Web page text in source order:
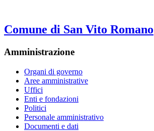
Comune di San Vito Romano
Amministrazione
Organi di governo
Aree amministrative
Uffici
Enti e fondazioni
Politici
Personale amministrativo
Documenti e dati